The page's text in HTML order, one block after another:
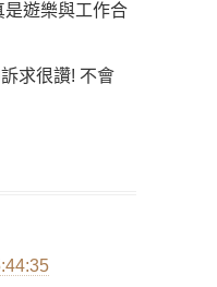
遊樂與工作合
求很讚! 不會